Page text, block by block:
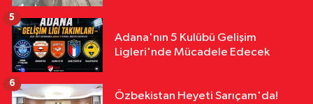
Adana'nın 5 Kulübü Gelişim
Ligleri'nde Mücadele Edecek
5
Özbekistan Heyeti Sarıçam'da!
6